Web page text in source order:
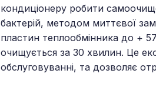
кондиціонеру робити
бактерій, методом миттєвої
пластин теплообмінника до +
очищується за 30 хвилин. Це
обслуговуванні, та дозволяє